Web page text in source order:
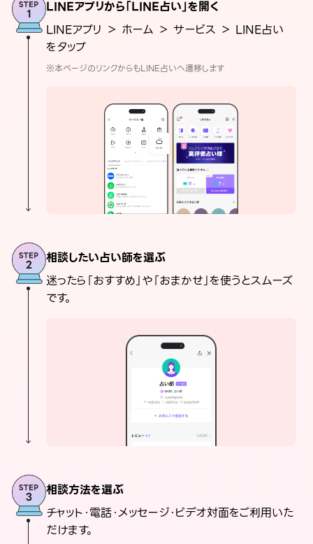
LINEアプリから「LINE占い」を開く
LINEアプリ ＞ ホーム ＞ サービス ＞ LINE占い
をタップ
※本ページのリンクからもLINE占いへ遷移します
相談したい占い師を選ぶ
迷ったら「おすすめ」や「おまかせ」を使うとスムーズ
です。
相談方法を選ぶ
チャット・電話・メッセージ・ビデオ対面をご利用いた
だけます。